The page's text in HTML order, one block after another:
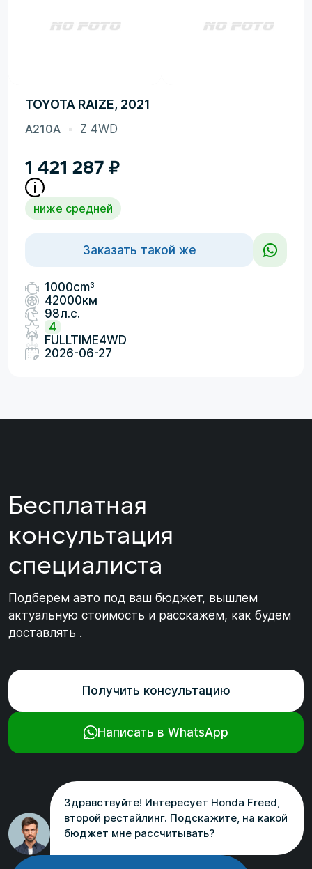
TOYOTA RAIZE, 2021
A210A Z 4WD
1 421 287 ₽
ниже средней
Заказать такой же
1000cm3
42000км
98л.с.
4
FULLTIME4WD
2026-06-27
Бесплатная
консультация
специалиста
Подберем авто под ваш бюджет, вышлем
актуальную стоимость и расскажем, как будем
доставлять .
Получить консультацию
Написать в WhatsApp
Здравствуйте! Интересует Honda Freed,
второй рестайлинг. Подскажите, на какой
бюджет мне рассчитывать?